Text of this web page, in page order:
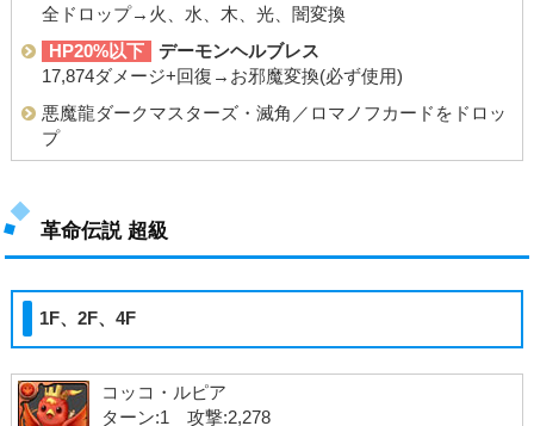
全ドロップ→火、水、木、光、闇変換
HP20%以下
デーモンヘルブレス
17,874ダメージ+回復→お邪魔変換(必ず使用)
悪魔龍ダークマスターズ・滅角／ロマノフカードをドロッ
プ
革命伝説 超級
1F、2F、4F
コッコ・ルピア
ターン:1 攻撃:2,278